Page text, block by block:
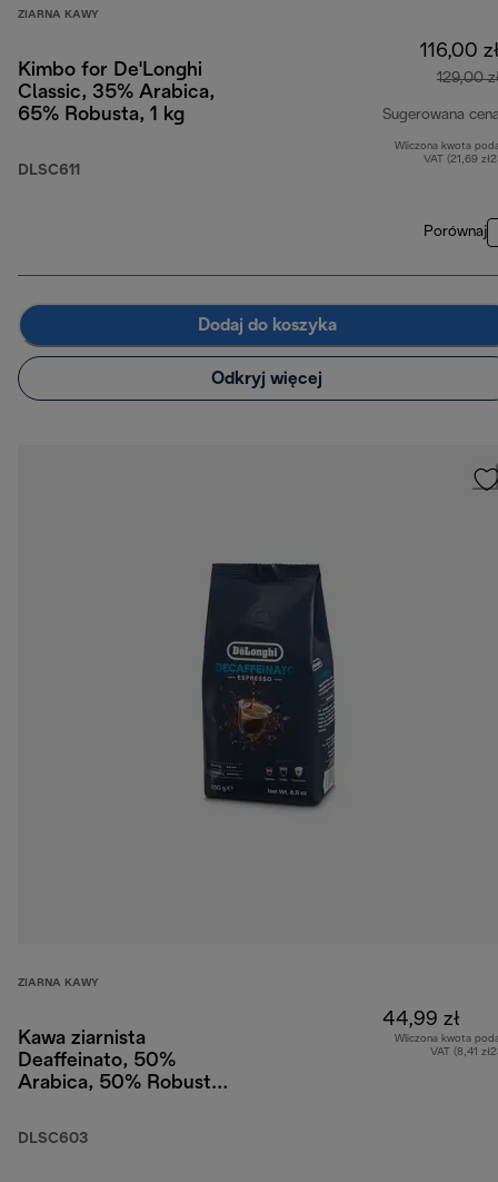
ZIARNA KAWY
Kimbo for De'Longhi
Classic, 35% Arabica,
65% Robusta, 1 kg
DLSC611
116,00
129,00
Sugerowana
Wliczona kwota
VAT (21,69
Porównaj
Dodaj do koszyka
Odkryj więcej
ZIARNA KAWY
Kawa ziarnista
Deaffeinato, 50%
Arabica, 50% Robusta,
DLSC603
44,99 zł
Wliczona kwota
VAT (8,41